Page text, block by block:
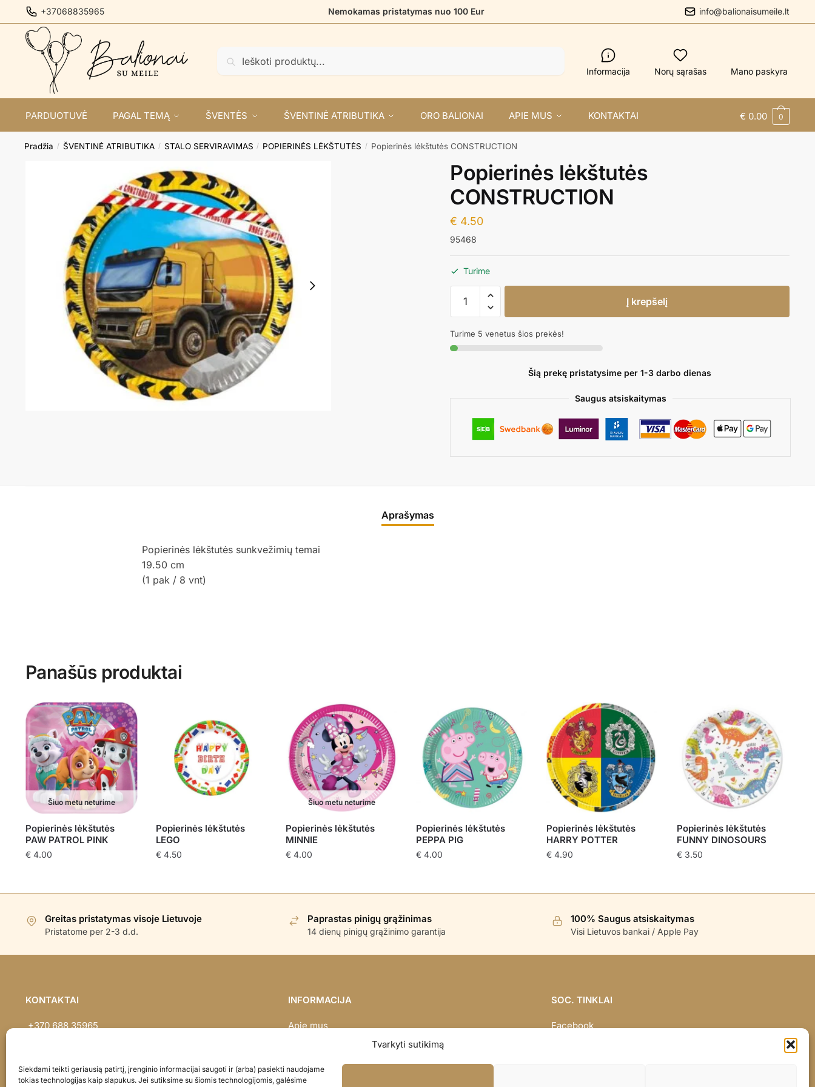
Tvarkyti sutikimą
Siekdami teikti geriausią patirtį, įrenginio informacijai saugoti ir (arba) pasiekti naudojame
tokias technologijas kaip slapukus. Jei sutiksime su šiomis technologijomis, galėsime
to
navigation
to
content
+37068835965 Nemokamas pristatymas nuo 100 Eur info@balionaisumeile.lt
Informacija Norų sąrašas Mano paskyra
PARDUOTUVĖ PAGAL TEMĄ ŠVENTĖS ŠVENTINĖ ATRIBUTIKA ORO BALIONAI APIE MUS KONTAKTAI € 0.00 0
Pradžia / ŠVENTINĖ ATRIBUTIKA / STALO SERVIRAVIMAS / POPIERINĖS LĖKŠTUTĖS / Popierinės lėkštutės CONSTRUCTION
Popierinės lėkštutės
CONSTRUCTION
€ 4.50
95468
Turime
produkto
kiekis:
lėkštutės
CONSTRUCTION
Į krepšelį
Turime 5 venetus šios prekės!
Šią prekę pristatysime per 1-3 darbo dienas
Saugus atsiskaitymas
Aprašymas
Popierinės lėkštutės sunkvežimių temai
19.50 cm
(1 pak / 8 vnt)
Panašūs produktai
Šiuo metu neturime
Popierinės lėkštutės
PAW PATROL PINK
€4.00
Popierinės lėkštutės
LEGO
€4.50
Šiuo metu neturime
Popierinės lėkštutės
MINNIE
€ 4.00
Popierinės lėkštutės
PEPPA PIG
€ 4.00
Popierinės lėkštutės
HARRY POTTER
€ 4.90
Popierinės lėkštutės
FUNNY DINOSOURS
€3.50
Greitas pristatymas visoje Lietuvoje
Pristatome per 2-3 d.d.
Paprastas pinigų grąžinimas
14 dienų pinigų grąžinimo garantija
100% Saugus atsiskaitymas
Visi Lietuvos bankai / Apple Pay
KONTAKTAI
+370 688 35965
INFORMACIJA
Apie mus
Privatumo politika
SOC. TINKLAI
Facebook